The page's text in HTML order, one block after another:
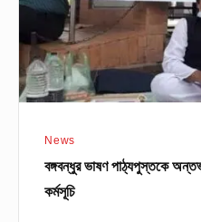
কর্মসূচি
News
বঙ্গবন্ধুর ভাষণ পাঠ্যপুস্তকে
কর্মসূচি